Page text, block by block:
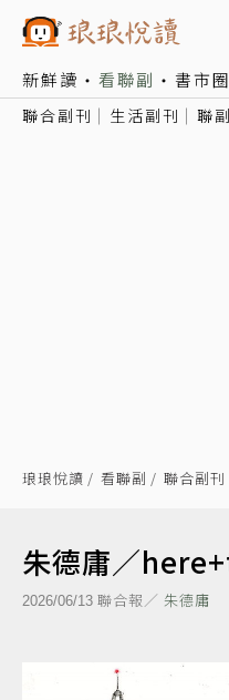
新鮮讀 看聯副 書市圈
聯合副刊 生活副刊 聯
琅琅悅讀 看聯副 聯合副刊
朱德庸／
2026/06/13 聯合報／ 朱德庸